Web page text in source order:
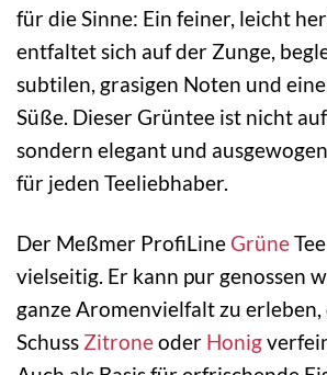
für die Sinne: Ein feiner, leicht
entfaltet sich auf der Zunge,
subtilen, grasigen Noten und
Süße. Dieser Grüntee ist nicht
sondern elegant und
für jeden Teeliebhaber.
Der Meßmer ProfiLine Grüne
vielseitig. Er kann pur genossen
ganze Aromenvielfalt zu
Schuss Zitroneoder Honig